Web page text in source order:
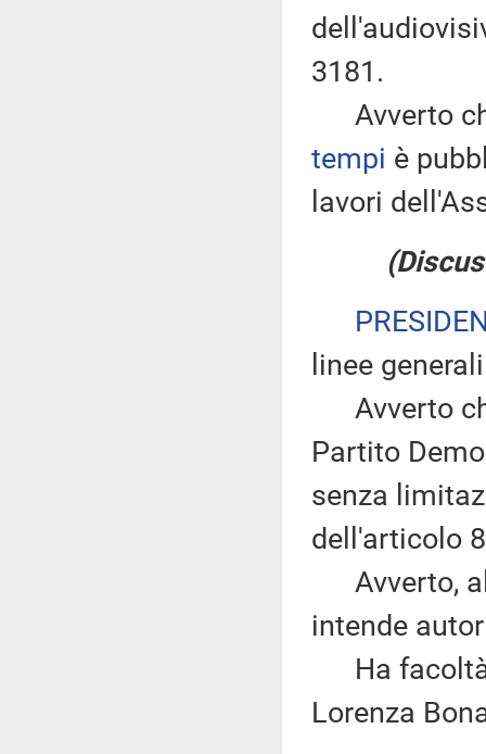
3181.
Avverto
tempi è
lavori
linee
Avverto
Partito
senza
dell'articolo
Avverto,
intende
Ha facoltà
Lorenza